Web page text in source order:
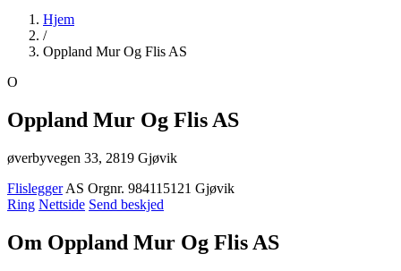
Hjem
/
Oppland Mur Og Flis AS
O
Oppland Mur Og Flis AS
øverbyvegen 33, 2819 Gjøvik
Flislegger AS Orgnr. 984115121 Gjøvik
Ring Nettside Send beskjed
Om Oppland Mur Og Flis AS